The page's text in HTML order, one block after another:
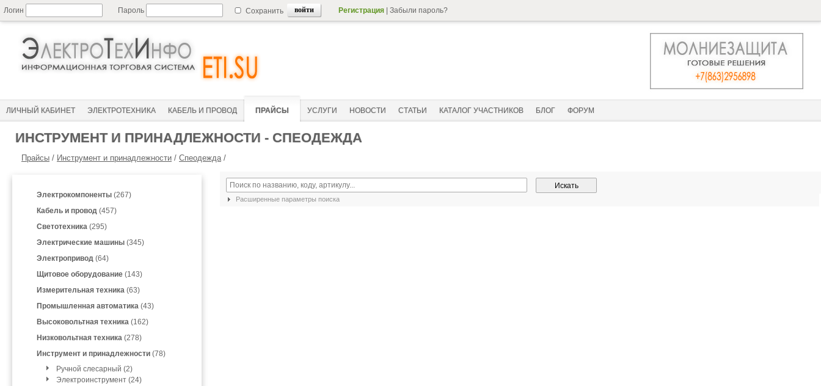
Логин Пароль Сохранить Регистрация Забыли пароль?
ЛИЧНЫЙ КАБИНЕТ ЭЛЕКТРОТЕХНИКА КАБЕЛЬ И ПРОВОД ПРАЙСЫ УСЛУГИ НОВОСТИ СТАТЬИ КАТАЛОГ УЧАСТНИКОВ БЛОГ ФОРУМ
ИНСТРУМЕНТ И ПРИНАДЛЕЖНОСТИ - СПЕОДЕЖДА
Прайсы / Инструмент и принадлежности / Спеодежда/
Электрокомпоненты (267)
Кабель и провод (457)
Светотехника (295)
Электрические машины (345)
Электропривод (64)
Щитовое оборудование (143)
Измерительная техника (63)
Промышленная автоматика (43)
Высоковольтная техника (162)
Низковольтная техника (278)
Инструмент и принадлежности (78)
Ручной слесарный (2)
Электроинструмент (24)
Расширенные параметры поиска